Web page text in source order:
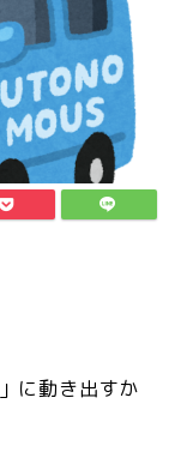
に動き出すか